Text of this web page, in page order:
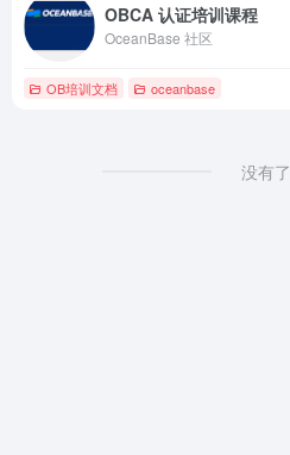
OBCA 认证培训课程
OceanBase 社区
OB培训文档 oceanbase
没有了